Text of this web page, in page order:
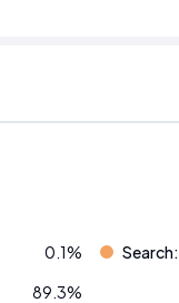
0.1% Search:
89.3%